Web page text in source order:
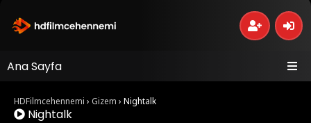
Ana Sayfa
HDFilmcehennemi › Gizem › Nightalk
Nightalk